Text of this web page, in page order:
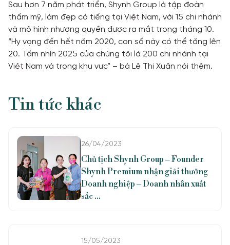
Sau hơn 7 năm phát triển, Shynh Group là tập đoàn
thẩm mỹ, làm đẹp có tiếng tại Việt Nam, với 15 chi nhánh
và mô hình nhượng quyền được ra mắt trong tháng 10.
“Hy vọng đến hết năm 2020, con số này có thể tăng lên
20. Tầm nhìn 2025 của chúng tôi là 200 chi nhánh tại
Việt Nam và trong khu vực” – bà Lê Thị Xuân nói thêm.
Tin tức khác
26/04/2023
Chủ tịch Shynh Group – Founder
Shynh Premium nhận giải thưởng
Doanh nghiệp – Doanh nhân xuất
sắc ...
15/05/2023